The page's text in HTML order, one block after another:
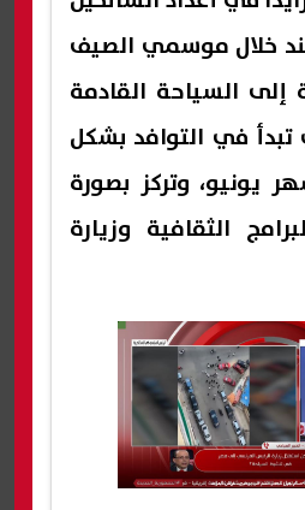
خلال موسمي الصيف
إلى السياحة القادمة
تبدأ في التوافد بشكل
يونيو، وتركز بصورة
الثقافية وزيارة